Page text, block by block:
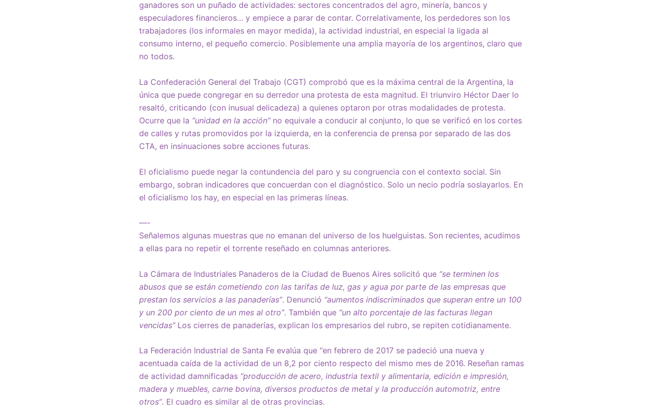
ganadores son un puñado de actividades: sectores concentrados del agro, minería, bancos y
especuladores financieros… y empiece a parar de contar. Correlativamente, los perdedores son los
trabajadores (los informales en mayor medida), la actividad industrial, en especial la ligada al
consumo interno, el pequeño comercio. Posiblemente una amplia mayoría de los argentinos, claro que
no todos.
La Confederación General del Trabajo (CGT) comprobó que es la máxima central de la Argentina, la
única que puede congregar en su derredor una protesta de esta magnitud. El triunviro Héctor Daer lo
resaltó, criticando (con inusual delicadeza) a quienes optaron por otras modalidades de protesta.
Ocurre que la “unidad en la acción”no equivale a conducir al conjunto, lo que se verificó en los cortes
de calles y rutas promovidos por la izquierda, en la conferencia de prensa por separado de las dos
CTA, en insinuaciones sobre acciones futuras.
El oficialismo puede negar la contundencia del paro y su congruencia con el contexto social. Sin
embargo, sobran indicadores que concuerdan con el diagnóstico. Solo un necio podría soslayarlos. En
el oficialismo los hay, en especial en las primeras líneas.
—-
Señalemos algunas muestras que no emanan del universo de los huelguistas. Son recientes, acudimos
a ellas para no repetir el torrente reseñado en columnas anteriores.
La Cámara de Industriales Panaderos de la Ciudad de Buenos Aires solicitó que “se terminen los
abusos que se están cometiendo con las tarifas de luz, gas y agua por parte de las empresas que
prestan los servicios a las panaderías”. Denunció “aumentos indiscriminados que superan entre un 100
y un 200 por ciento de un mes al otro”. También que “un alto porcentaje de las facturas llegan
vencidas”Los cierres de panaderías, explican los empresarios del rubro, se repiten cotidianamente.
La Federación Industrial de Santa Fe evalúa que “en febrero de 2017 se padeció una nueva y
acentuada caída de la actividad de un 8,2 por ciento respecto del mismo mes de 2016. Reseñan ramas
de actividad damnificadas “producción de acero, industria textil y alimentaria, edición e impresión,
madera y muebles, carne bovina, diversos productos de metal y la producción automotriz, entre
otros”. El cuadro es similar al de otras provincias.